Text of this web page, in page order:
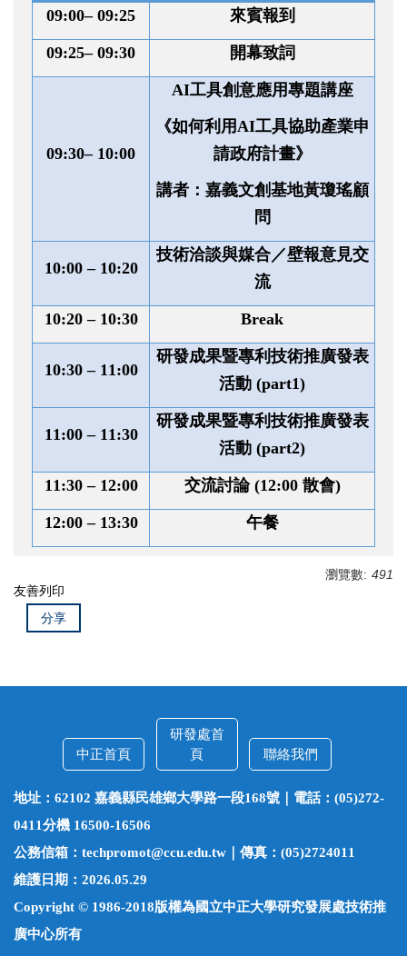
09:00– 09:25 來賓報到
09:25– 09:30 開幕致詞
09:30– 10:00
AI工具創意應用專題講座
《如何利用AI工具協助產業申
請政府計畫》
講者：嘉義文創基地黃瓊瑤顧
問
10:00 – 10:20
技術洽談與媒合／壁報意見交
流
10:20 – 10:30 Break
10:30 – 11:00
研發成果暨專利技術推廣發表
活動 (part1)
11:00 – 11:30
研發成果暨專利技術推廣發表
活動 (part2)
11:30 – 12:00 交流討論 (12:00 散會)
12:00 – 13:30 午餐
瀏覽數: 491
友善列印
分享
中正首頁
研發處首
頁
聯絡我們
地址：62102 嘉義縣民雄鄉大學路一段168號｜電話：(05)272-
0411分機 16500-16506
公務信箱：techpromot@ccu.edu.tw｜傳真：(05)2724011
維護日期：2026.05.29
Copyright © 1986-2018版權為國立中正大學研究發展處技術推
廣中心所有